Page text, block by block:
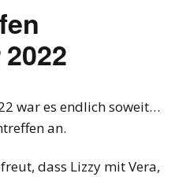
war es endlich soweit…
an.
dass Lizzy mit Vera,